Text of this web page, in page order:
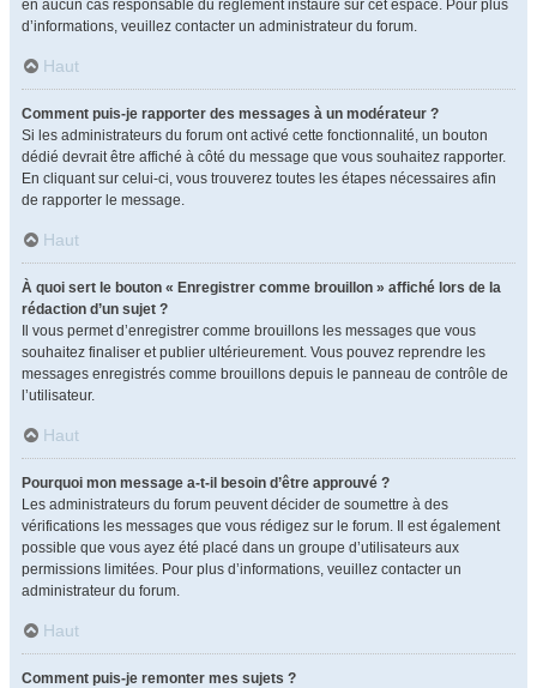
en aucun cas responsable du règlement instauré sur cet espace. Pour plus
d’informations, veuillez contacter un administrateur du forum.
Haut
Comment puis-je rapporter des messages à un modérateur ?
Si les administrateurs du forum ont activé cette fonctionnalité, un bouton
dédié devrait être affiché à côté du message que vous souhaitez rapporter.
En cliquant sur celui-ci, vous trouverez toutes les étapes nécessaires afin
de rapporter le message.
Haut
À quoi sert le bouton « Enregistrer comme brouillon » affiché lors de la
rédaction d’un sujet ?
Il vous permet d’enregistrer comme brouillons les messages que vous
souhaitez finaliser et publier ultérieurement. Vous pouvez reprendre les
messages enregistrés comme brouillons depuis le panneau de contrôle de
l’utilisateur.
Haut
Pourquoi mon message a-t-il besoin d’être approuvé ?
Les administrateurs du forum peuvent décider de soumettre à des
vérifications les messages que vous rédigez sur le forum. Il est également
possible que vous ayez été placé dans un groupe d’utilisateurs aux
permissions limitées. Pour plus d’informations, veuillez contacter un
administrateur du forum.
Haut
Comment puis-je remonter mes sujets ?